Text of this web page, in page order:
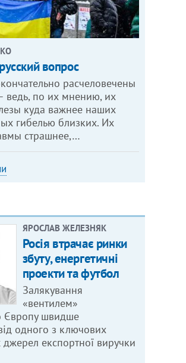
вопрос
расчеловечены
ведь, по их мнению, их
куда важнее наших
гибелью близких. Их
страшнее,…
ЯРОСЛАВ ЖЕЛЕЗНЯК
Росія втрачає ринки
збуту, енергетичні
проекти та футбол
Залякування
«вентилем»
Європу швидше
одного з ключових
джерел експортної виручки